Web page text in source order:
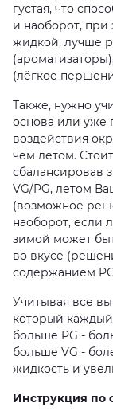
густая, что
и наоборот, при
жидкой, лучше
(лёгкое
Также, нужно
основа или уже
воздействия
чем летом.
сбалансировав
VG/PG, летом
(возможное
наоборот, если
зимой может
во вкусе
содержанием
Учитывая все
который
больше PG -
больше VG -
жидкость и
Инструкция по